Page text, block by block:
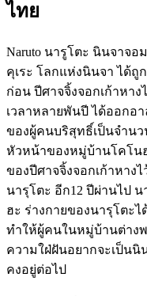
ไทย
Naruto นารูโตะ นินจาจ
คุเระ โลกแห่งนินจา ได้ถู
ก่อน ปีศาจจิ้งจอกเก้าหา
เวลาหลายพันปี ได้ออกอ
ของผู้คนบริสุทธิ์เป็นจำนว
หัวหน้าของหมู่บ้านโคโน
ของปีศาจจิ้งจอกเก้าหาง
นารุโตะ อีก12 ปีผ่านไป
ฮะ ร่างกายของนารุโตะไ
ทำให้ผู้คนในหมู่บ้านต่างพ
ความใฝ่ฝันอยากจะเป็นนิ
คงอยู่ต่อไป